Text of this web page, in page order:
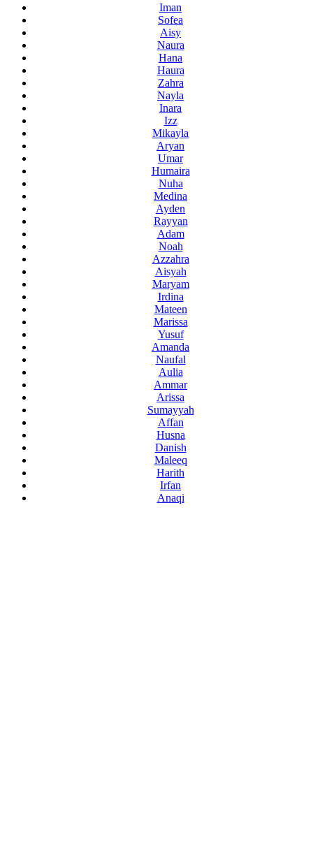
Iman
Sofea
Aisy
Naura
Hana
Haura
Zahra
Nayla
Inara
Izz
Mikayla
Aryan
Umar
Humaira
Nuha
Medina
Ayden
Rayyan
Adam
Noah
Azzahra
Aisyah
Maryam
Irdina
Mateen
Marissa
Yusuf
Amanda
Naufal
Aulia
Ammar
Arissa
Sumayyah
Affan
Husna
Danish
Maleeq
Harith
Irfan
Anaqi